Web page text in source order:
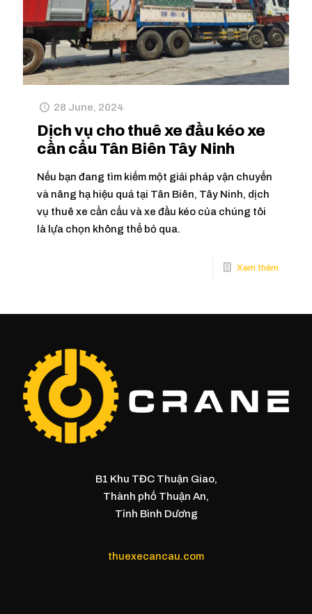
28 June, 2024
Dịch vụ cho thuê xe đầu kéo xe
cần cẩu Tân Biên Tây Ninh
Nếu bạn đang tìm kiếm một giải pháp vận chuyển
và nâng hạ hiệu quả tại Tân Biên, Tây Ninh, dịch
vụ thuê xe cần cẩu và xe đầu kéo của chúng tôi
là lựa chọn không thể bỏ qua.
B1 Khu TĐC Thuận Giao,
Thành phố Thuận An,
Tỉnh Bình Dương
thuexecancau.com